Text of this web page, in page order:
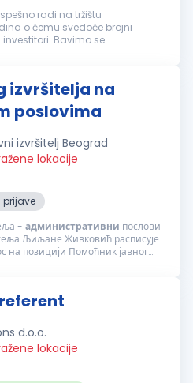
radi na tržištu
o čemu svedoče brojni
Bavimo se
izvršitelja na
poslovima
izvršitelj Beograd
lokacije
prijave
- административни послови
Љиљане Живковић расписује
на позицији Помоћник јавног
d.o.o.
lokacije